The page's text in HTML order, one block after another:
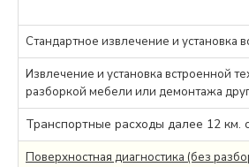
Стандартное извлечение и установка
Извлечение и установка встроенной
разборкой мебели или демонтажа
Транспортные расходы далее 12 км.
Поверхностная диагностика (без